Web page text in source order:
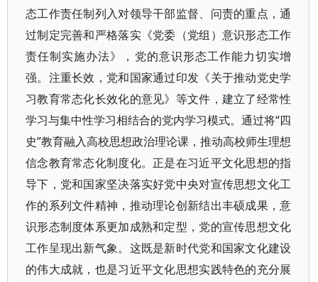
态工作责任制列入对领导干部监督、问责的重点，通
过制定完善和严格落实《党委（党组）意识形态工作
责任制实施办法》，党的意识形态工作能力切实增
强。注重长效，党和国家通过印发《关于推动党史学
习教育常态化长效化的意见》等文件，建立了经常性
学习与集中性学习相结合的党内学习模式。通过将“四
史”教育融入高校思想政治理论课，推动高校师生理想
信念教育常态化制度化。正是在习近平文化思想的指
导下，党和国家坚决落实好党中央对宣传思想文化工
作的系列文件精神，推动理论创新结出丰硕成果，意
识形态制度体系更加成熟和定型，党的宣传思想文化
工作呈现出新气象。这既是新时代党和国家文化建设
的伟大成就，也是习近平文化思想实践特色的充分展